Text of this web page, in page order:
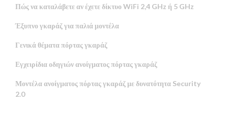
Πώς να καταλάβετε αν έχετε δίκτυο WiFi 2,4 GHz ή 5 GHz
Έξυπνο γκαράζ για παλιά μοντέλα
Γενικά θέματα πόρτας γκαράζ
Εγχειρίδια οδηγιών ανοίγματος πόρτας γκαράζ
Μοντέλα ανοίγματος πόρτας γκαράζ με δυνατότητα Security
2.0